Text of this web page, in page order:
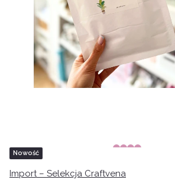
Tagi produktu
Nowość
Import – Selekcja Craftvena